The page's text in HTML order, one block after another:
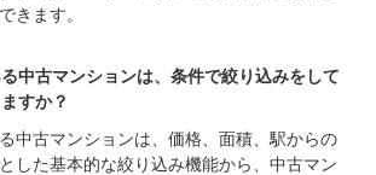
きます。
中古マンションは、条件で絞り込みをして
すか？
中古マンションは、価格、面積、駅からの
した基本的な絞り込み機能から、中古マン